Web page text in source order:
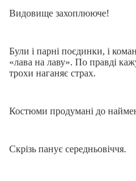
Видовище захоплююче!
Були і парні поєдинки, і
«лава на лаву». По правді
трохи наганяє страх.
Костюми продумані до
Скрізь панує середньовіччя.